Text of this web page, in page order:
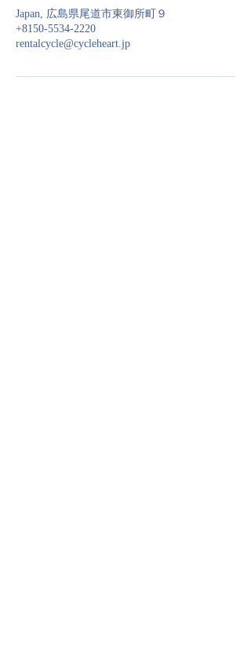
Japan, 広島県尾道市東御所町９
+8150-5534-2220
rentalcycle@cycleheart.jp